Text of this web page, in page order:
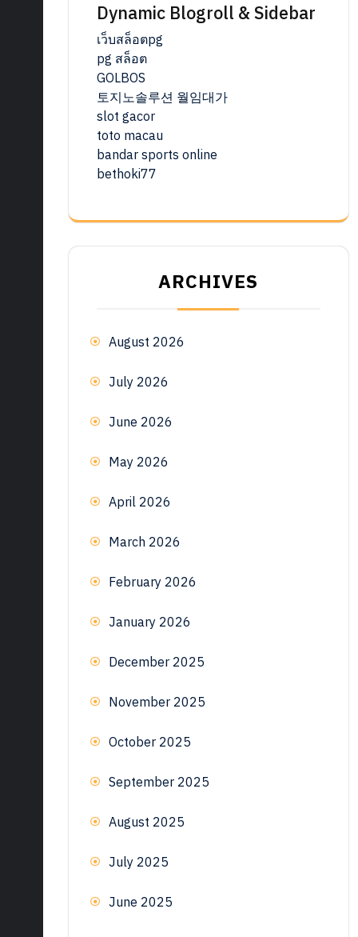
Dynamic Blogroll & Sidebar
เว็บสล็อตpg
pg สล็อต
GOLBOS
토지노솔루션 월임대가
slot gacor
toto macau
bandar sports online
bethoki77
ARCHIVES
August 2026
July 2026
June 2026
May 2026
April 2026
March 2026
February 2026
January 2026
December 2025
November 2025
October 2025
September 2025
August 2025
July 2025
June 2025